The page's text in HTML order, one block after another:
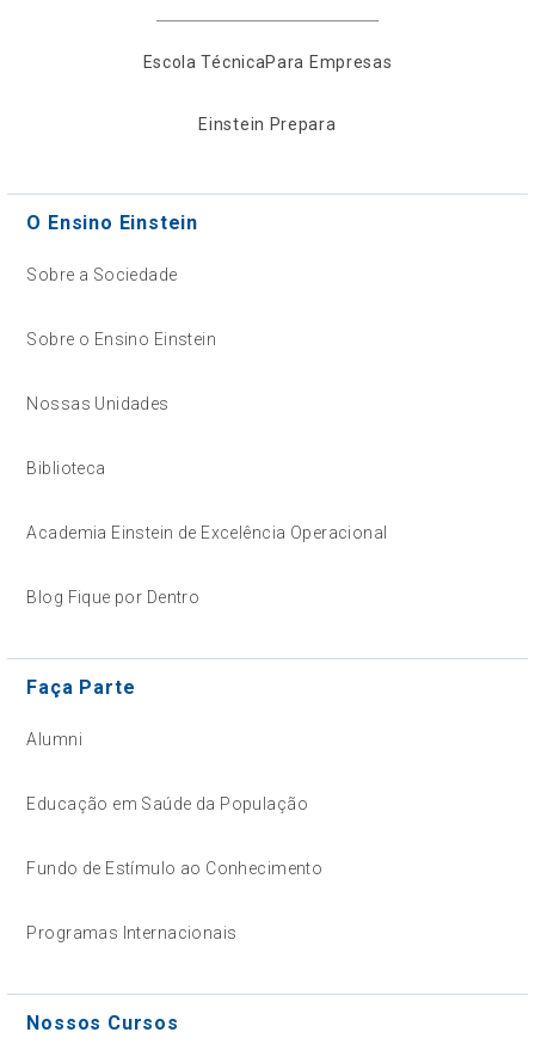
Escola TécnicaPara Empresas
Einstein Prepara
O Ensino Einstein
Sobre a Sociedade
Sobre o Ensino Einstein
Nossas Unidades
Biblioteca
Academia Einstein de Excelência Operacional
Blog Fique por Dentro
Faça Parte
Alumni
Educação em Saúde da População
Fundo de Estímulo ao Conhecimento
Programas Internacionais
Nossos Cursos